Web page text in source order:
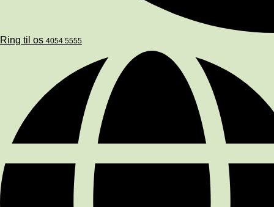
Ring til os 4054 5555